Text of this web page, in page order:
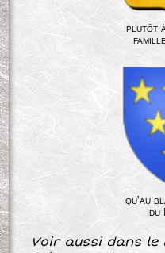
plutôt
qu'au
du
Voir aussi dans le